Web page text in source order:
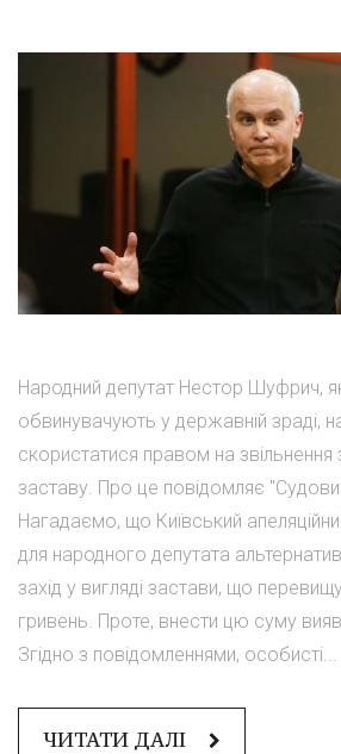
Народний депутат Нестор Шуфрич,
обвинувачують у державній зраді,
скористатися правом на звільнення
заставу. Про це повідомляє
Нагадаємо, що Київський
для народного депутата
захід у вигляді застави, що
гривень. Проте, внести цю суму
Згідно з повідомленнями, особисті...
ЧИТАТИ ДАЛІ